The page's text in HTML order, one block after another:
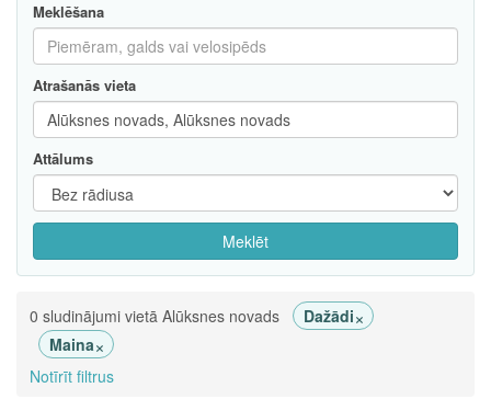
Meklēšana
Atrašanās vieta
Attālums
Meklēt
0 sludinājumi vietā Alūksnes novads Dažādi×
Maina×
Notīrīt filtrus